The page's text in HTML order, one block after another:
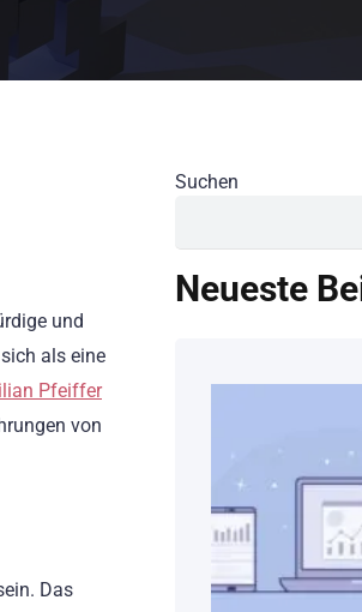
und
als eine
Pfeiffer
von
Das
Suchen
Neueste